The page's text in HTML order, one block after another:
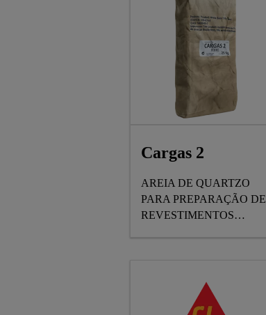
Cargas 2
AREIA DE QUARTZO
PARA PREPARAÇÃO DE
REVESTIMENTOS